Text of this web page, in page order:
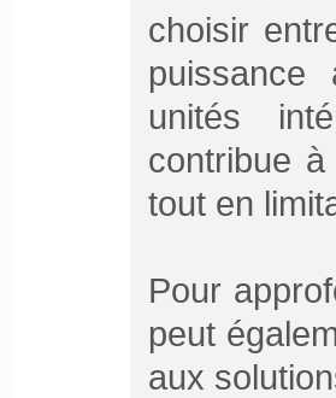
choisir
puissance
unités
contribue
tout en
Pour
peut
aux